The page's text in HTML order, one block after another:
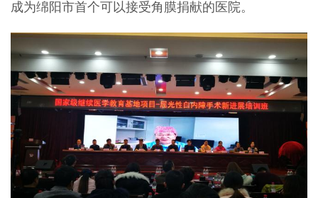
成为绵阳市首个可以接受角膜捐献的医院。